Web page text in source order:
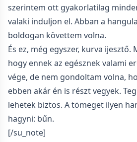
szerintem ott gyakorlatilag
valaki induljon el. Abban a
boldogan követtem volna.
És ez, még egyszer, kurva
hogy ennek az egésznek valami
vége, de nem gondoltam volna,
ebben akár én is részt vegyek.
lehetek biztos. A tömeget ilyen
hagyni: bűn.
[/su_note]